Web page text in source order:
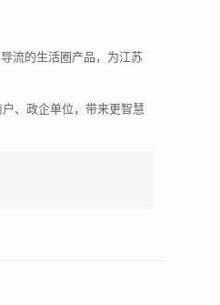
流的生活圈产品，为江苏
、政企单位，带来更智慧